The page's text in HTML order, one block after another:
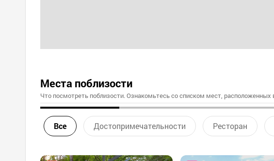
Места поблизости
Что посмотреть поблизости. Ознакомьтесь со списком мест, расположенных
Все Достопримечательности Ресторан